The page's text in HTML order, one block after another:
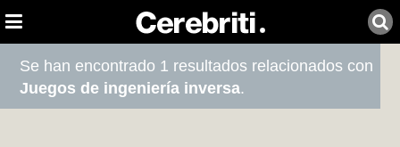
Se han encontrado 1 resultados relacionados con
Juegos de ingeniería inversa.